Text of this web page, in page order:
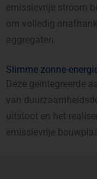
emissievrije stroom
om volledig
aggregaten.
Slimme zonne-
Deze geïntegreerde
van
uitstoot en het
emissievrije